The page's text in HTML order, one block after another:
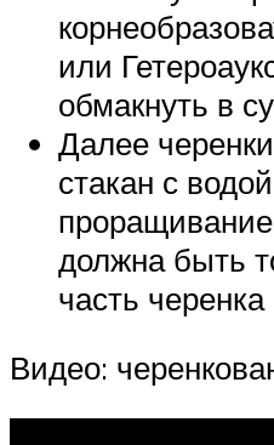
или
обмакнуть в
Далее
стакан с
должна быть
часть
Видео: